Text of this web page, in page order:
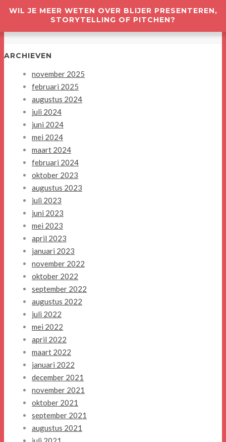
WIL JE MEER WETEN OVER BLIJER PRESENTEREN,
STORYTELLING OF PITCHEN?
ARCHIEVEN
november 2025
februari 2025
augustus 2024
juli 2024
juni 2024
mei 2024
maart 2024
februari 2024
oktober 2023
augustus 2023
juli 2023
juni 2023
mei 2023
april 2023
januari 2023
november 2022
oktober 2022
september 2022
augustus 2022
juli 2022
mei 2022
april 2022
maart 2022
januari 2022
december 2021
november 2021
oktober 2021
september 2021
augustus 2021